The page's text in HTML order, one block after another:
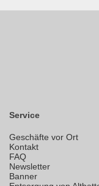
Service
Geschäfte vor Ort
Kontakt
FAQ
Newsletter
Banner